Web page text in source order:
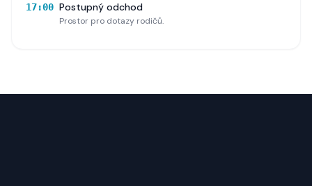
17:00 Postupný odchod
Prostor pro dotazy rodičů.